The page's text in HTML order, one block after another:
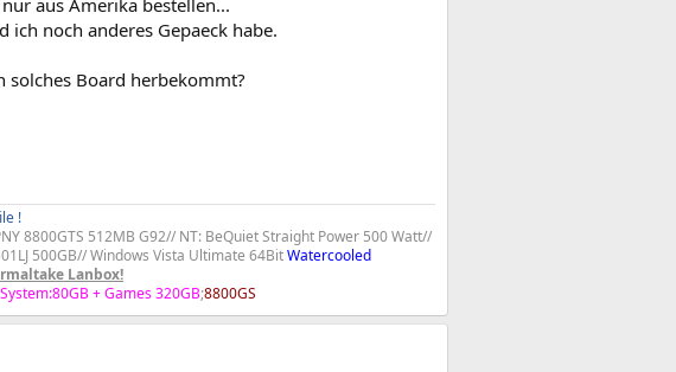
aus Amerika bestellen...
noch anderes Gepaeck habe.
solches Board herbekommt?
!​
8800GTS 512MB G92// NT: BeQuiet Straight Power 500 Watt//
500GB// Windows Vista Ultimate 64BitWatercooled
Lanbox!
System:80GB + Games 320GB;8800GS